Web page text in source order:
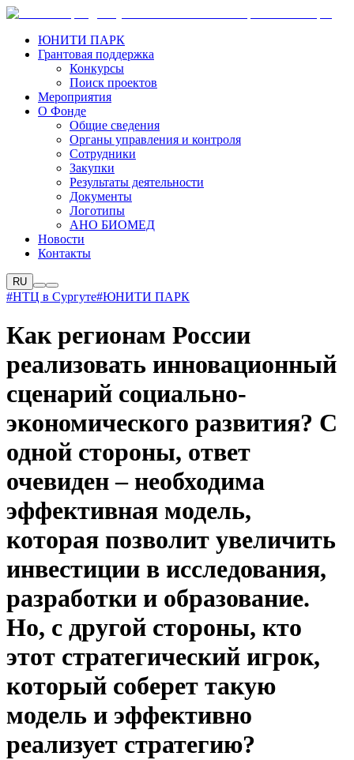
ЮНИТИ ПАРК
Грантовая поддержка
Конкурсы
Поиск проектов
Мероприятия
О Фонде
Общие сведения
Органы управления и контроля
Сотрудники
Закупки
Результаты деятельности
Документы
Логотипы
АНО БИОМЕД
Новости
Контакты
RU
#НТЦ в Сургуте#ЮНИТИ ПАРК
Как регионам России
реализовать инновационный
сценарий социально-
экономического развития? С
одной стороны, ответ
очевиден – необходима
эффективная модель,
которая позволит увеличить
инвестиции в исследования,
разработки и образование.
Но, с другой стороны, кто
этот стратегический игрок,
который соберет такую
модель и эффективно
реализует стратегию?